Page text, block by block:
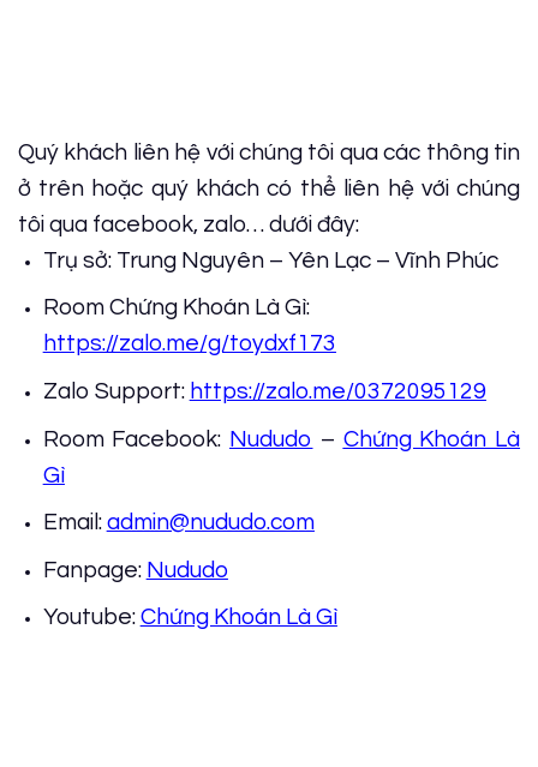
Quý khách liên hệ với chúng tôi qua các thông tin
ở trên hoặc quý khách có thể liên hệ với chúng
tôi qua facebook, zalo… dưới đây:
Trụ sở: Trung Nguyên – Yên Lạc – Vĩnh Phúc
Room Chứng Khoán Là Gì:
https://zalo.me/g/toydxf173
Zalo Support: https://zalo.me/0372095129​
Room Facebook: Nududo – Chứng Khoán Là
Gì
Email: admin@nududo.com
Fanpage: Nududo
Youtube: Chứng Khoán Là Gì